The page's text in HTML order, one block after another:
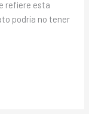
refiere esta
podría no tener